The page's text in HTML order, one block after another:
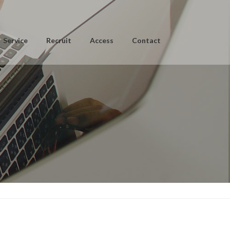
Service Recruit Access Contact